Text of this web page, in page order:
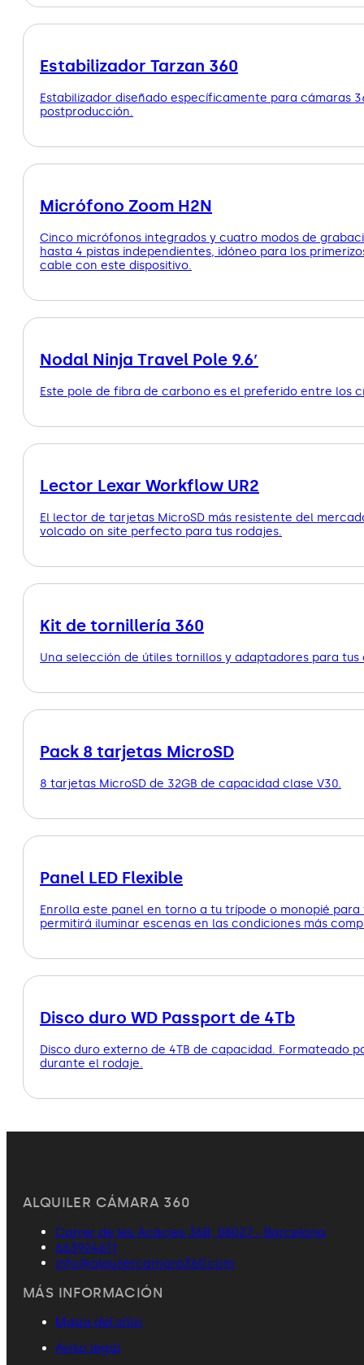
Estabilizador Tarzan 360
Estabilizador diseñado específicamente para cámaras
postproducción.
Micrófono Zoom H2N
Cinco micrófonos integrados y cuatro modos de
hasta 4 pistas independientes, idóneo para los
cable con este dispositivo.
Nodal Ninja Travel Pole 9.6′
Este pole de fibra de carbono es el preferido entre los
Lector Lexar Workflow UR2
El lector de tarjetas MicroSD más resistente del
volcado on site perfecto para tus rodajes.
Kit de tornillería 360
Una selección de útiles tornillos y adaptadores para tus
Pack 8 tarjetas MicroSD
8 tarjetas MicroSD de 32GB de capacidad clase V30.
Panel LED Flexible
Enrolla este panel en torno a tu trípode o monopié para
permitirá iluminar escenas en las condiciones más
Disco duro WD Passport de 4Tb
Disco duro externo de 4TB de capacidad. Formateado
durante el rodaje.
ALQUILER CÁMARA 360
Carrer de les Acácies 36B, 08027 - Barcelona
663924671
info@alquilercamara360.com
MÁS INFORMACIÓN
Mapa del sitio
Aviso legal